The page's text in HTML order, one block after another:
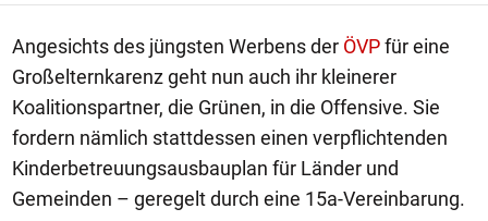
Angesichts des jüngsten Werbens der ÖVPfür eine
Großelternkarenz geht nun auch ihr kleinerer
Koalitionspartner, die Grünen, in die Offensive. Sie
fordern nämlich stattdessen einen verpflichtenden
Kinderbetreuungsausbauplan für Länder und
Gemeinden – geregelt durch eine 15a-Vereinbarung.